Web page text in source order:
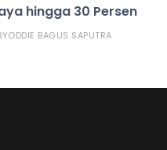
hingga 30 Persen
ODDIE BAGUS SAPUTRA